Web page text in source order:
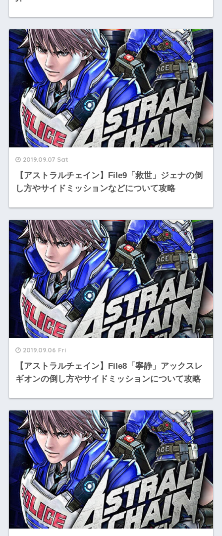
2019.09.07 Sat
【アストラルチェイン】File9「救世」ジェナの倒
し方やサイドミッションなどについて攻略
2019.09.06 Fri
【アストラルチェイン】File8「寧静」アックスレ
ギオンの倒し方やサイドミッションについて攻略